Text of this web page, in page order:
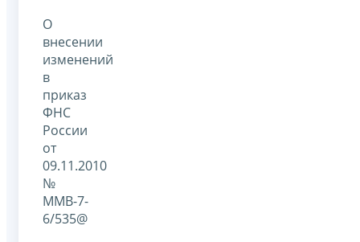
О
внесении
изменений
в
приказ
ФНС
России
от
09.11.2010
№
ММВ-7-
6/535@